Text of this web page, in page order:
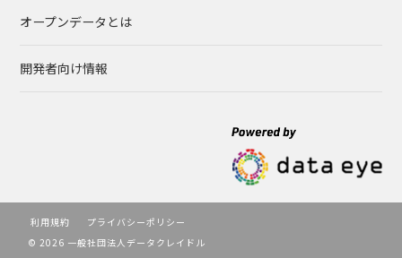
オープンデータとは
開発者向け情報
利用規約
プライバシーポリシー
© 2026 一般社団法人データクレイドル